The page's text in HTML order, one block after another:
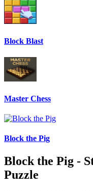
Block Blast
Master Chess
Block the Pig
Block the Pig -
Puzzle